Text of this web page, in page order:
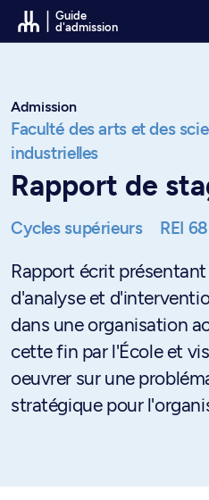
Passer au contenu
Guide
d'admission
Admission
Faculté des arts et des
industrielles
Rapport de
Cycles supérieurs REI
Rapport écrit
d'analyse et
dans une organisation
cette fin par l'École et
oeuvrer sur une
stratégique pour